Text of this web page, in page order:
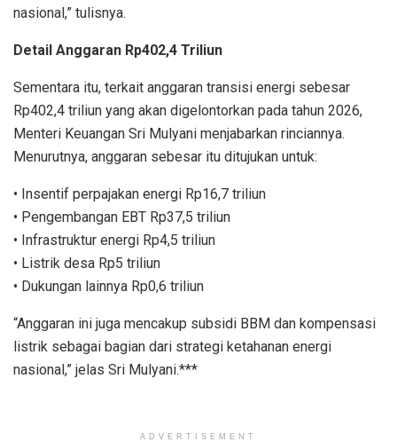
nasional,” tulisnya.
Detail Anggaran Rp402,4 Triliun
Sementara itu, terkait anggaran transisi energi sebesar
Rp402,4 triliun yang akan digelontorkan pada tahun 2026,
Menteri Keuangan Sri Mulyani menjabarkan rinciannya.
Menurutnya, anggaran sebesar itu ditujukan untuk:
• Insentif perpajakan energi Rp16,7 triliun
• Pengembangan EBT Rp37,5 triliun
• Infrastruktur energi Rp4,5 triliun
• Listrik desa Rp5 triliun
• Dukungan lainnya Rp0,6 triliun
“Anggaran ini juga mencakup subsidi BBM dan kompensasi
listrik sebagai bagian dari strategi ketahanan energi
nasional,” jelas Sri Mulyani.***
ADVERTISEMENT